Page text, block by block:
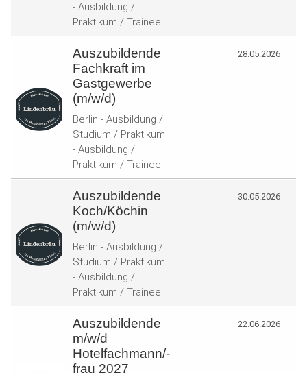
- Ausbildung /
Praktikum / Trainee
Auszubildende
Fachkraft im
Gastgewerbe
(m/w/d)
Berlin - Ausbildung /
Studium / Praktikum
- Ausbildung /
Praktikum / Trainee
28.05.2026
Auszubildende
Koch/Köchin
(m/w/d)
Berlin - Ausbildung /
Studium / Praktikum
- Ausbildung /
Praktikum / Trainee
30.05.2026
Auszubildende
m/w/d
Hotelfachmann/-
frau 2027
22.06.2026